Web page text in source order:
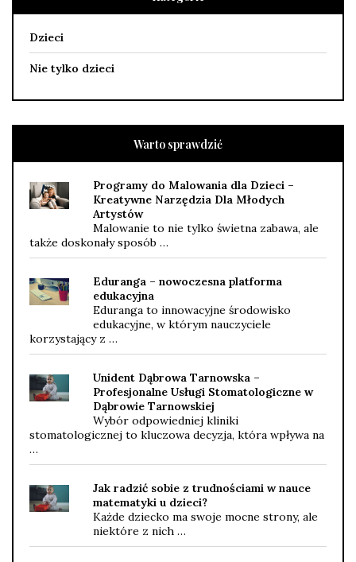
Dzieci
Nie tylko dzieci
Warto sprawdzić
Programy do Malowania dla Dzieci –
Kreatywne Narzędzia Dla Młodych
Artystów
Malowanie to nie tylko świetna zabawa, ale
także doskonały sposób …
Eduranga – nowoczesna platforma
edukacyjna
Eduranga to innowacyjne środowisko
edukacyjne, w którym nauczyciele
korzystający z …
Unident Dąbrowa Tarnowska –
Profesjonalne Usługi Stomatologiczne w
Dąbrowie Tarnowskiej
Wybór odpowiedniej kliniki
stomatologicznej to kluczowa decyzja, która wpływa na
…
Jak radzić sobie z trudnościami w nauce
matematyki u dzieci?
Każde dziecko ma swoje mocne strony, ale
niektóre z nich …